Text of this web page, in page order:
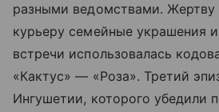
разными ведомствами. Жертву
курьеру семейные украшения
встречи использовалась
«Кактус» — «Роза». Третий
Ингушетии, которого убедили